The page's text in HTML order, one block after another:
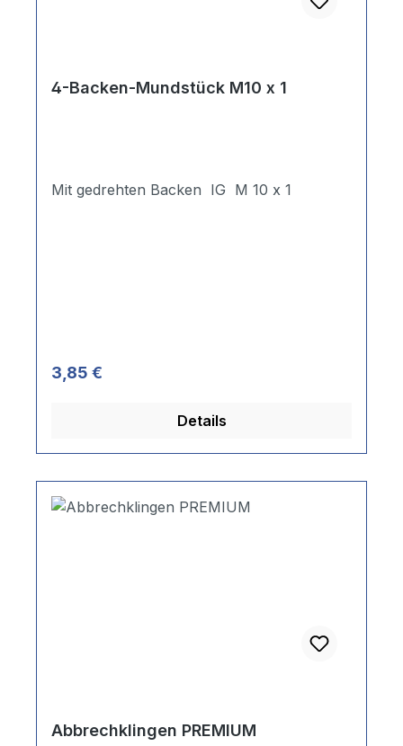
4-Backen-Mundstück M10 x 1
Regulärer Preis:
3,85 €
Details
Abbrechklingen PREMIUM